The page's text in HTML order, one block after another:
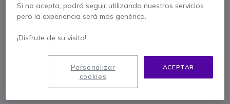
No está disponible
62 productos en stock plataforma
5 años de garantíadel fabricante
Paga en 3 pagos de36,68 € Mostrar más
Si no acepta, podrá seguir utilizando nuestros servicios
pero la experiencia será más genérica.
¡Disfrute de su visita!
ACEPTAR
Personalizar
cookies